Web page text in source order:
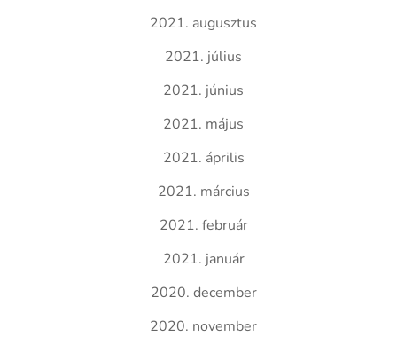
2021. augusztus
2021. július
2021. június
2021. május
2021. április
2021. március
2021. február
2021. január
2020. december
2020. november